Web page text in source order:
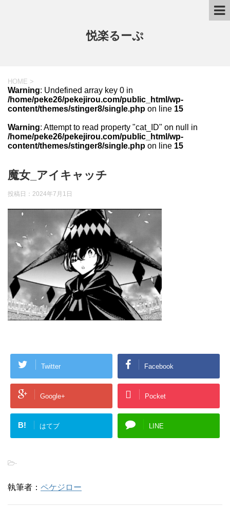
悦楽るーぷ
HOME >
Warning: Undefined array key 0 in
/home/peke26/pekejirou.com/public_html/wp-
content/themes/stinger8/single.php on line 15
Warning: Attempt to read property "cat_ID" on null in
/home/peke26/pekejirou.com/public_html/wp-
content/themes/stinger8/single.php on line 15
魔女_アイキャッチ
投稿日： 2024年7月1日
Twitter Facebook
Google+ Pocket
B! はてブ LINE
-
執筆者： ペケジロー